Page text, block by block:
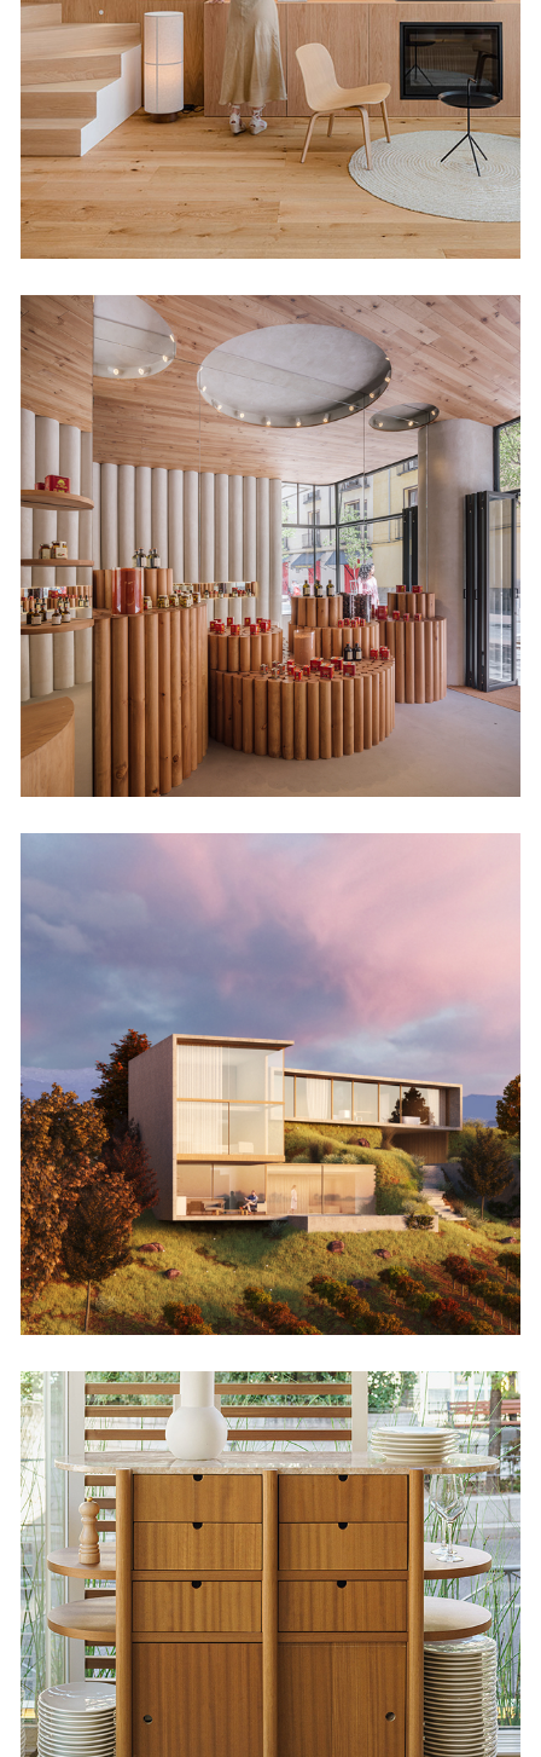
Viviendas
Humo
Tiendas
Vivienda Elvillar
Viviendas
Diseño